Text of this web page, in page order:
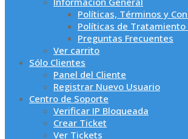
Políticas, Términos y
Políticas de Tratamiento
Preguntas Frecuentes
Ver carrito
Sólo Clientes
Panel del Cliente
Registrar Nuevo Usuario
Centro de Soporte
Verificar IP Bloqueada
Crear Ticket
Ver Tickets